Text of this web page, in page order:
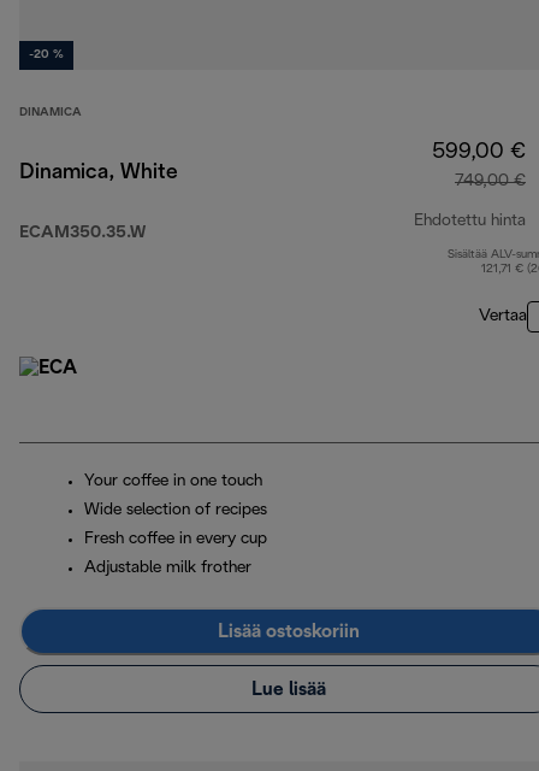
-20 %
DINAMICA
Dinamica, White
ECAM350.35.W
599,00 €
749,00 €
Ehdotettu hinta
Sisältää ALV-
121,71 €
Vertaa
Your coffee in one touch
Wide selection of recipes
Fresh coffee in every cup
Adjustable milk frother
Lisää ostoskoriin
Lue lisää